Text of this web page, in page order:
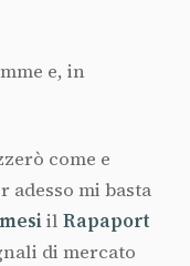
e, in
come e
adesso mi basta
mesiil Rapaport
di mercato